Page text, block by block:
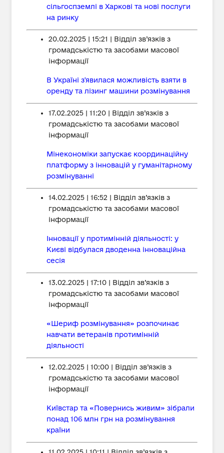
сільгоспземлі в Харкові та нові послуги
на ринку
20.02.2025 | 15:21 | Відділ зв’язків з
громадськістю та засобами масової
інформації
В Україні зʼявилася можливість взяти в
оренду та лізинг машини розмінування
17.02.2025 | 11:20 | Відділ зв’язків з
громадськістю та засобами масової
інформації
Мінекономіки запускає координаційну
платформу з інновацій у гуманітарному
розмінуванні
14.02.2025 | 16:52 | Відділ зв’язків з
громадськістю та засобами масової
інформації
Інновації у протимінній діяльності: у
Києві відбулася дводенна інноваційна
сесія
13.02.2025 | 17:10 | Відділ зв’язків з
громадськістю та засобами масової
інформації
«Шериф розмінування» розпочинає
навчати ветеранів протимінній
діяльності
12.02.2025 | 10:00 | Відділ зв’язків з
громадськістю та засобами масової
інформації
Київстар та «Повернись живим» зібрали
понад 106 млн грн на розмінування
країни